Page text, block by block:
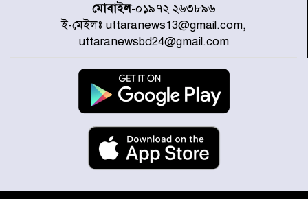
সন্দ্বীপের চরে বিপদে পড়া কচ্ছপ উদ্ধার
সাগরে অবমুক্ত
মাতারবাড়ী পৌঁছে নির্ধারিত কর্মসূচিতে
যোগ দিয়েছেন প্রধানমন্ত্রী
জাতীয় সাংবাদিক সংস্থার পিরোজপুর
জেলা কমিটি অনুমোদন
মোবাইল-০১৯৭২ ২৬৩৮৯৬
ই-মেইলঃ uttaranews13@gmail.com,
uttaranewsbd24@gmail.com